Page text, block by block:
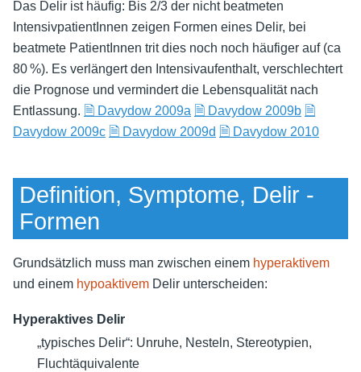
Das Delir ist häufig: Bis 2/3 der nicht beatmeten
IntensivpatientInnen zeigen Formen eines Delir, bei
beatmete PatientInnen trit dies noch noch häufiger auf (ca
80 %). Es verlängert den Intensivaufenthalt, verschlechtert
die Prognose und vermindert die Lebensqualität nach
Entlassung. 🗎 Davydow 2009a 🗎 Davydow 2009b 🗎
Davydow 2009c 🗎 Davydow 2009d 🗎 Davydow 2010
Definition, Symptome, Delir -
Formen
Grundsätzlich muss man zwischen einem hyperaktivem
und einem hypoaktivem Delir unterscheiden:
Hyperaktives Delir
„typisches Delir“: Unruhe, Nesteln, Stereotypien,
Fluchtäquivalente